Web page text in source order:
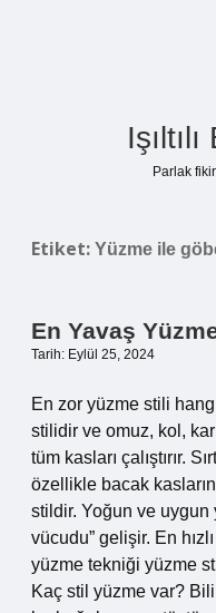
Parlak
Etiket: Yüzme ile
En Yavaş
Tarih: Eylül 25, 2024
En zor yüzme stili
stilidir ve omuz, kol,
tüm kasları çalıştırır.
özellikle bacak
stildir. Yoğun ve uygun
vücudu” gelişir. En
yüzme tekniği yüzme
Kaç stil yüzme var?